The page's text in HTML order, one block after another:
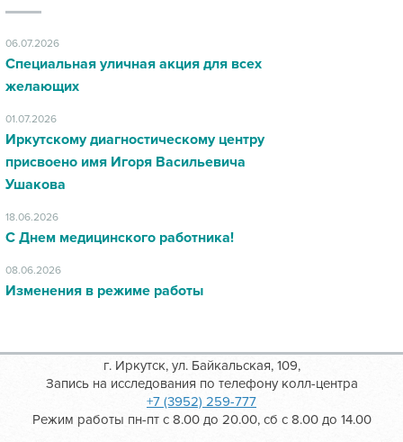
06.07.2026
Специальная уличная акция для всех
желающих
01.07.2026
Иркутскому диагностическому центру
присвоено имя Игоря Васильевича
Ушакова
18.06.2026
С Днем медицинского работника!
08.06.2026
Изменения в режиме работы
г. Иркутск, ул. Байкальская, 109,
Запись на исследования по телефону колл-центра
+7 (3952) 259-777
Режим работы пн-пт с 8.00 до 20.00, сб с 8.00 до 14.00